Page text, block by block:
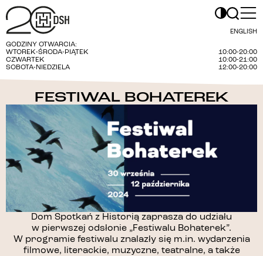
ENGLISH
GODZINY OTWARCIA:
WTOREK-ŚRODA-PIĄTEK
10:00-20:00
CZWARTEK
10:00-21:00
SOBOTA-NIEDZIELA
12:00-20:00
FESTIWAL BOHATEREK
Dom Spotkań z Historią zaprasza do udziału
w pierwszej odsłonie „Festiwalu Bohaterek”.
W programie festiwalu znalazły się m.in. wydarzenia
filmowe, literackie, muzyczne, teatralne, a także